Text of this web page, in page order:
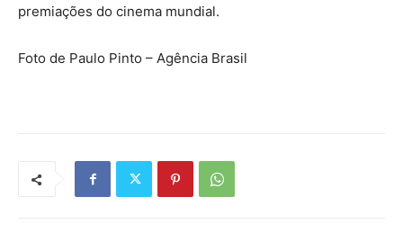
premiações do cinema mundial.
Foto de Paulo Pinto – Agência Brasil